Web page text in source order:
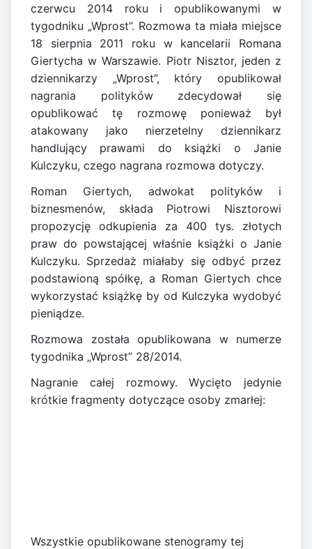
czerwcu 2014 roku i opublikowanymi w
tygodniku „Wprost”. Rozmowa ta miała miejsce
18 sierpnia 2011 roku w kancelarii Romana
Giertycha w Warszawie. Piotr Nisztor, jeden z
dziennikarzy „Wprost”, który opublikował
nagrania polityków zdecydował się
opublikować tę rozmowę ponieważ był
atakowany jako nierzetelny dziennikarz
handlujący prawami do książki o Janie
Kulczyku, czego nagrana rozmowa dotyczy.
Roman Giertych, adwokat polityków i
biznesmenów, składa Piotrowi Nisztorowi
propozycję odkupienia za 400 tys. złotych
praw do powstającej właśnie książki o Janie
Kulczyku. Sprzedaż miałaby się odbyć przez
podstawioną spółkę, a Roman Giertych chce
wykorzystać książkę by od Kulczyka wydobyć
pieniądze.
Rozmowa została opublikowana w numerze
tygodnika „Wprost” 28/2014.
Nagranie całej rozmowy. Wycięto jedynie
krótkie fragmenty dotyczące osoby zmarłej:
Wszystkie opublikowane stenogramy tej